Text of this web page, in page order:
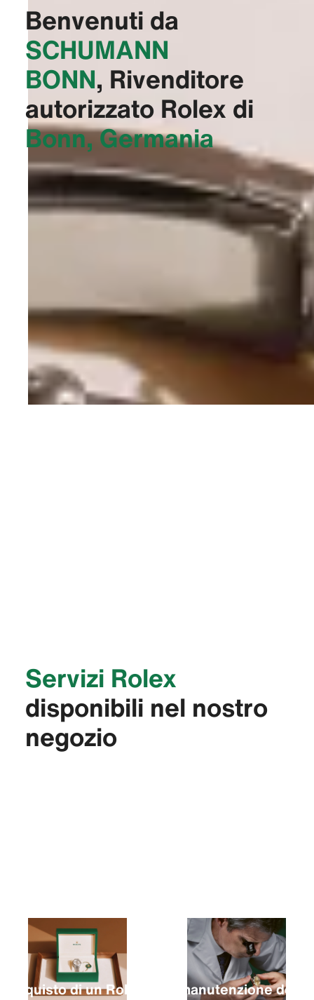
Benvenuti da
‭SCHUMANN
BONN‬, Rivenditore
autorizzato Rolex di
Bonn, Germania
Servizi Rolex
disponibili nel nostro
negozio
L’acquisto di un Rolex
La manutenzione del